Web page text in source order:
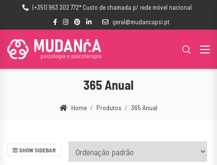
(+351) 963 302 772* Custo de chamada p/ rede móvel nacional
geral@mudancapsi.pt
365 Anual
Home Produtos 365 Anual
SHOW SIDEBAR